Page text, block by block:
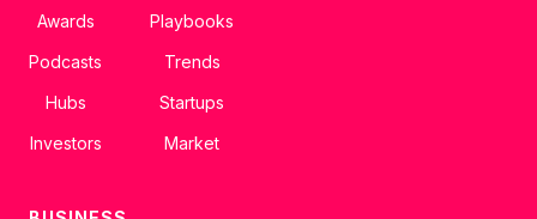
Awards
Podcasts
Hubs
Investors
Playbooks
Trends
Startups
Market